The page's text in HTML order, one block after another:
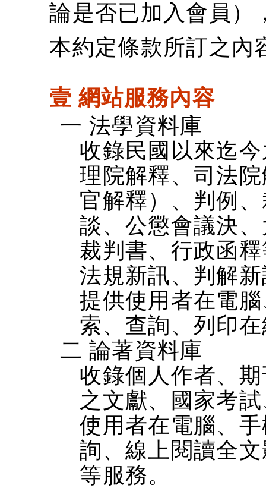
論是否已加入會員）
本約定條款所訂之內
壹 網站服務內容
一 法學資料庫
收錄民國以來迄
理院解釋、司法
官解釋）、判例
談、公懲會議決
裁判書、行政函
法規新訊、判解
提供使用者在電
索、查詢、列印
二 論著資料庫
收錄個人作者、
之文獻、國家考
使用者在電腦、
詢、線上閱讀全
等服務。